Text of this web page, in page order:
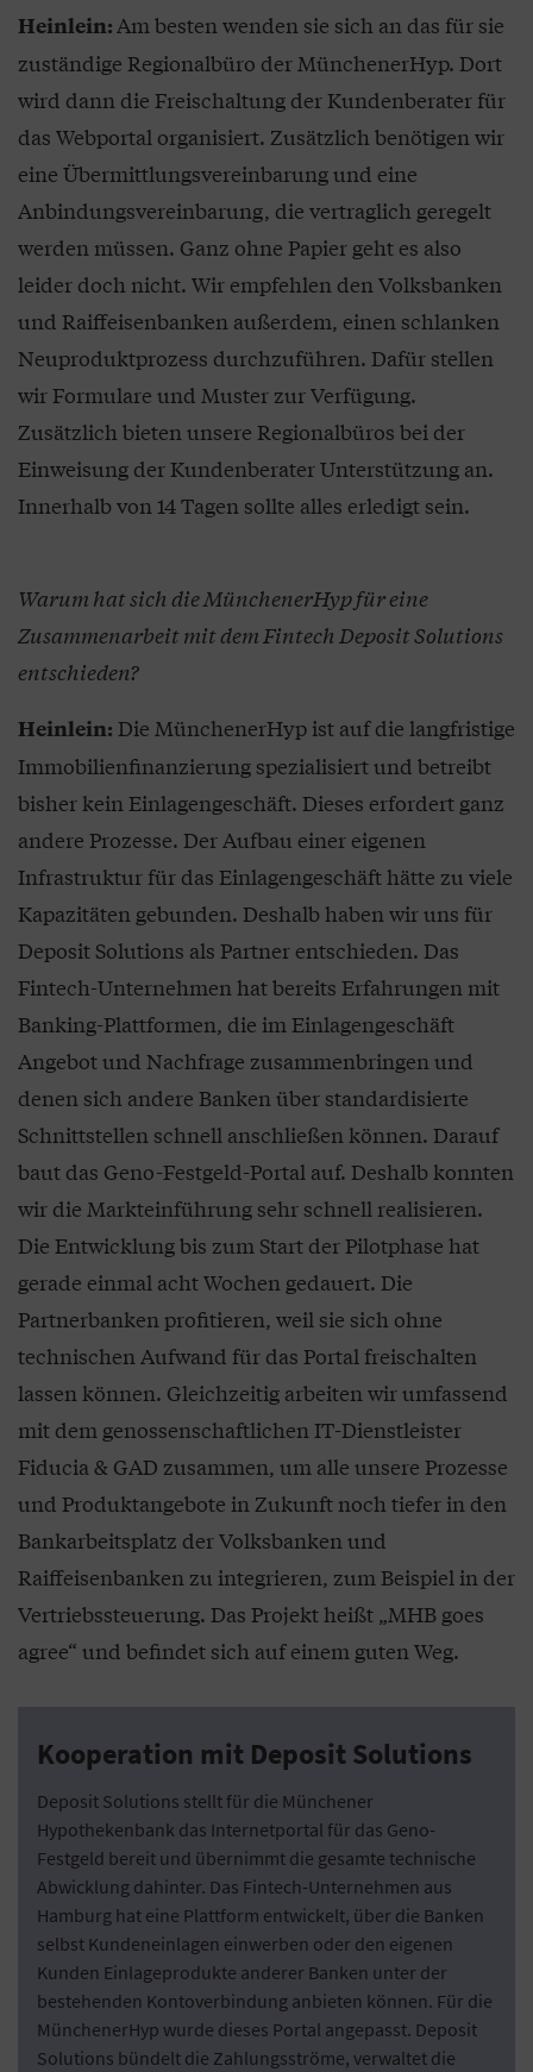
Heinlein:Am besten wenden sie sich an das für sie
zuständige Regionalbüro der MünchenerHyp. Dort
wird dann die Freischaltung der Kundenberater für
das Webportal organisiert. Zusätzlich benötigen wir
eine Übermittlungsvereinbarung und eine
Anbindungsvereinbarung, die vertraglich geregelt
werden müssen. Ganz ohne Papier geht es also
leider doch nicht. Wir empfehlen den Volksbanken
und Raiffeisenbanken außerdem, einen schlanken
Neuproduktprozess durchzuführen. Dafür stellen
wir Formulare und Muster zur Verfügung.
Zusätzlich bieten unsere Regionalbüros bei der
Einweisung der Kundenberater Unterstützung an.
Innerhalb von 14 Tagen sollte alles erledigt sein.
Warum hat sich die MünchenerHyp für eine
Zusammenarbeit mit dem Fintech Deposit Solutions
entschieden?
Heinlein: Die MünchenerHyp ist auf die langfristige
Immobilienfinanzierung spezialisiert und betreibt
bisher kein Einlagengeschäft. Dieses erfordert ganz
andere Prozesse. Der Aufbau einer eigenen
Infrastruktur für das Einlagengeschäft hätte zu viele
Kapazitäten gebunden. Deshalb haben wir uns für
Deposit Solutions als Partner entschieden. Das
Fintech-Unternehmen hat bereits Erfahrungen mit
Banking-Plattformen, die im Einlagengeschäft
Angebot und Nachfrage zusammenbringen und
denen sich andere Banken über standardisierte
Schnittstellen schnell anschließen können. Darauf
baut das Geno-Festgeld-Portal auf. Deshalb konnten
wir die Markteinführung sehr schnell realisieren.
Die Entwicklung bis zum Start der Pilotphase hat
gerade einmal acht Wochen gedauert. Die
Partnerbanken profitieren, weil sie sich ohne
technischen Aufwand für das Portal freischalten
lassen können. Gleichzeitig arbeiten wir umfassend
mit dem genossenschaftlichen IT-Dienstleister
Fiducia & GAD zusammen, um alle unsere Prozesse
und Produktangebote in Zukunft noch tiefer in den
Bankarbeitsplatz der Volksbanken und
Raiffeisenbanken zu integrieren, zum Beispiel in der
Vertriebssteuerung. Das Projekt heißt „MHB goes
agree“ und befindet sich auf einem guten Weg.
Kooperation mit Deposit Solutions
Deposit Solutions stellt für die Münchener
Hypothekenbank das Internetportal für das Geno-
Festgeld bereit und übernimmt die gesamte technische
Abwicklung dahinter. Das Fintech-Unternehmen aus
Hamburg hat eine Plattform entwickelt, über die Banken
selbst Kundeneinlagen einwerben oder den eigenen
Kunden Einlageprodukte anderer Banken unter der
bestehenden Kontoverbindung anbieten können. Für die
MünchenerHyp wurde dieses Portal angepasst. Deposit
Solutions bündelt die Zahlungsströme, verwaltet die